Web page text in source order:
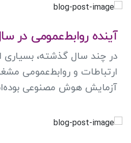
آینده روابط‌عمومی در سال
در چند سال گذشته، بسیاری
ارتباطات و روابط‌عمومی
آزمایش هوش مصنوعی